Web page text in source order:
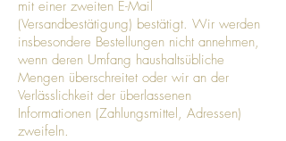
mit einer zweiten E-Mail
(Versandbestätigung) bestätigt. Wir werden
insbesondere Bestellungen nicht annehmen,
wenn deren Umfang haushaltsübliche
Mengen überschreitet oder wir an der
Verlässlichkeit der überlassenen
Informationen (Zahlungsmittel, Adressen)
zweifeln.